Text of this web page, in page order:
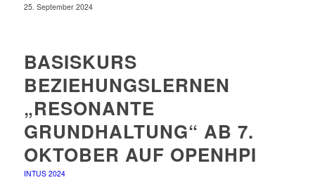
25. September 2024
BASISKURS
BEZIEHUNGSLERNEN
„RESONANTE
GRUNDHALTUNG“ AB 7.
OKTOBER AUF OPENHPI
INTUS 2024